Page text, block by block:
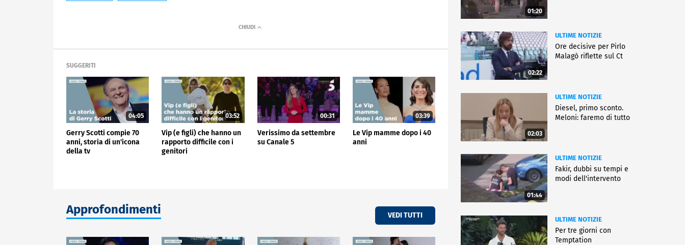
SUGGERITI
04:05
Gerry Scotti compie 70
anni, storia di un'icona
della tv
03:52
Vip (e figli) che hanno un
rapporto difficile con i
genitori
00:31
Verissimo da settembre
su Canale 5
03:39
Le Vip mamme dopo i 40
anni
Approfondimenti VEDI TUTTI
01:20
02:22
ULTIME NOTIZIE
Ore decisive per Pirlo
Malagò riflette sul Ct
02:03
ULTIME NOTIZIE
Diesel, primo sconto.
Meloni: faremo di tutto
01:44
ULTIME NOTIZIE
Fakir, dubbi su tempi e
modi dell'intervento
ULTIME NOTIZIE
Per tre giorni con
Temptation